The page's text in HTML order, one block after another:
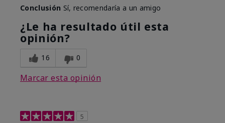
Conclusión Sí, recomendaría a un amigo
¿Le ha resultado útil esta
opinión?
16 0
Marcar esta opinión
5